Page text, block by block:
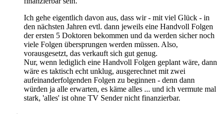
Ich gehe eigentlich davon aus, dass wir - mit viel Glück - in
den nächsten Jahren evtl. dann jeweils eine Handvoll Folgen
der ersten 5 Doktoren bekommen und da werden sicher noch
viele Folgen übersprungen werden müssen. Also,
vorausgesetzt, das verkauft sich gut genug.
Nur, wenn lediglich eine Handvoll Folgen geplant wäre, dann
wäre es taktisch echt unklug, ausgerechnet mit zwei
aufeinanderfolgenden Folgen zu beginnen - denn dann
würden ja alle erwarten, es käme alles ... und ich vermute mal
stark, 'alles' ist ohne TV Sender nicht finanzierbar.